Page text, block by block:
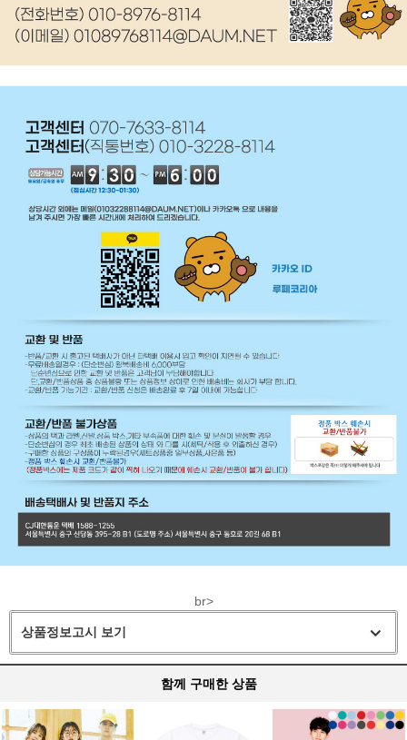
br>
상품정보고시 보기
함께 구매한 상품